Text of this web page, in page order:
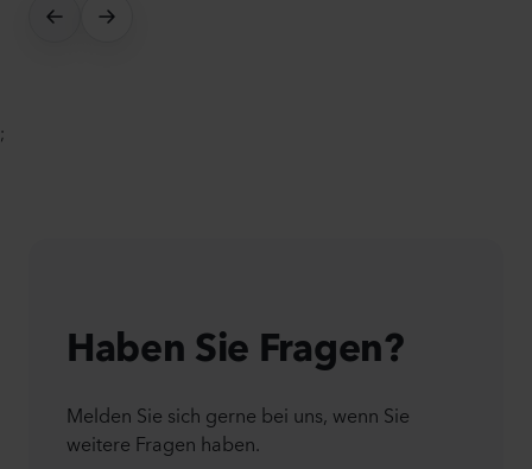
;
Haben Sie Fragen?
Melden Sie sich gerne bei uns, wenn Sie
weitere Fragen haben.